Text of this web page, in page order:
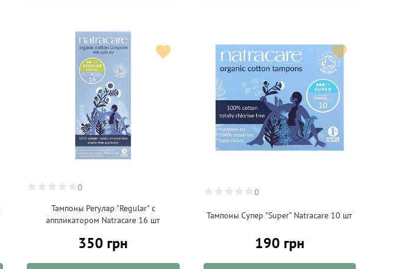
0
Тампоны Регулар "Regular" с
аппликатором Natracare 16 шт
350 грн
0
Тампоны Супер "Super" Natracare 10 шт
190 грн